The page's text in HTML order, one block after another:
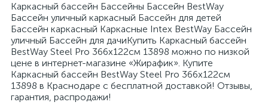
Каркасный бассейн Бассейны Бассейн BestWay
Бассейн уличный каркасный Бассейн для детей
Бассейн каркасный Каркасные Intex BestWay Бассейн
уличный Бассейн для дачиКупить Каркасный бассейн
BestWay Steel Pro 366x122см 13898 можно по низкой
цене в интернет-магазине «Жирафик». Купите
Каркасный бассейн BestWay Steel Pro 366x122см
13898 в Краснодаре с бесплатной доставкой! Отзывы,
гарантия, распродажи!